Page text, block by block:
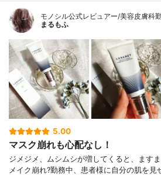
モノシル公式レビュアー/美容皮膚科
まるもふ
5.00
マスク崩れも心配なし！
ジメジメ、ムシムシが増してくると、ます
メイク崩れ?勤務中、患者様に自分の肌を見